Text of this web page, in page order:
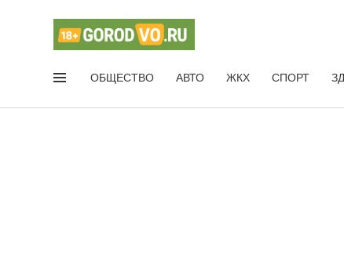
ОБЩЕСТВО АВТО ЖКХ СПОРТ